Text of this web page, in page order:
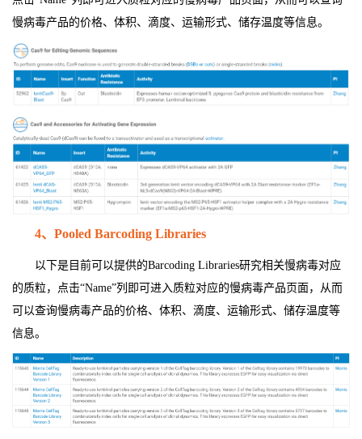
慢病毒产品的价格、体积、滴度、运输形式、储存温度等信息。
4、Pooled Barcoding Libraries
以下是目前可以提供的Barcoding Libraries研究相关慢病毒对应
的质粒，点击“Name”列即可进入质粒对应的慢病毒产品页面，从而
可以查询慢病毒产品的价格、体积、滴度、运输形式、储存温度等
信息。